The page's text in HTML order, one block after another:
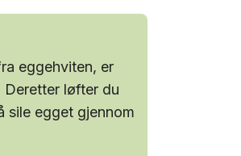
eggehviten, er
Deretter løfter du
sile egget gjennom